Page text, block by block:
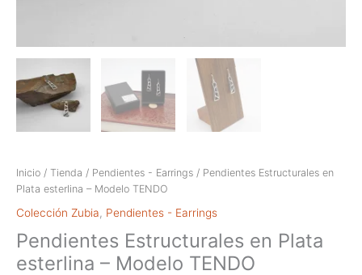
Inicio / Tienda / Pendientes - Earrings / Pendientes Estructurales en
Plata esterlina – Modelo TENDO
Colección Zubia Pendientes - Earrings
Pendientes Estructurales en Plata
esterlina – Modelo TENDO